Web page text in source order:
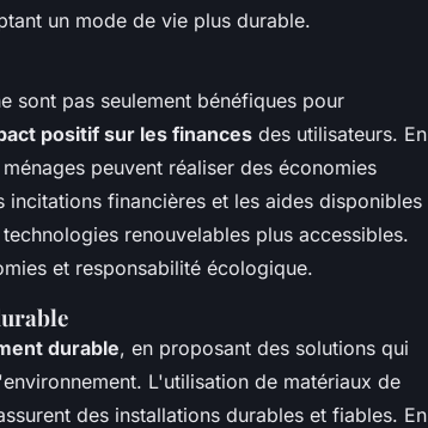
un mode de vie plus durable.
sont pas seulement bénéfiques pour
positif sur les finances des utilisateurs. En
peuvent réaliser des économies
financières et les aides disponibles
renouvelables plus accessibles.
et responsabilité écologique.
durable, en proposant des solutions qui
L'utilisation de matériaux de
des installations durables et fiables. En